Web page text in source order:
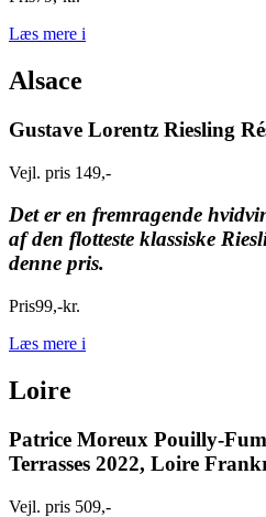
Læs mere i
Alsace
Gustave Lorentz Riesling
Vejl. pris 149,-
Det er en fremragende
af den flotteste klassiske
denne pris.
Pris99,-kr.
Læs mere i
Loire
Patrice Moreux Pouilly-
Terrasses 2022, Loire
Vejl. pris 509,-